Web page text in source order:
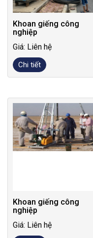
Khoan giếng công
nghiệp
Giá: Liên hệ
Chi tiết
Khoan giếng công
nghiệp
Giá: Liên hệ